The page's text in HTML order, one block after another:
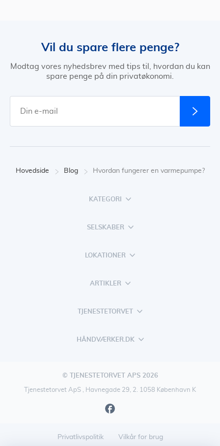
Vil du spare flere penge?
Modtag vores nyhedsbrev med tips til, hvordan du kan
spare penge på din privatøkonomi.
Hovedside Blog Hvordan fungerer en varmepumpe?
KATEGORI
SELSKABER
LOKATIONER
ARTIKLER
TJENESTETORVET
HÅNDVÆRKER.DK
© TJENESTETORVET APS 2026
Tjenestetorvet ApS , Havnegade 29, 2. 1058 København K
Privatlivspolitik Vilkår for brug